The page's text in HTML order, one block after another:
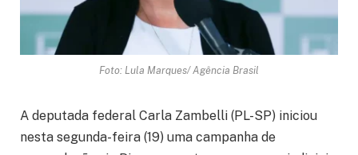
Foto: Lula Marques/ Agência Brasil
A deputada federal Carla Zambelli (PL-SP) iniciou
nesta segunda-feira (19) uma campanha de